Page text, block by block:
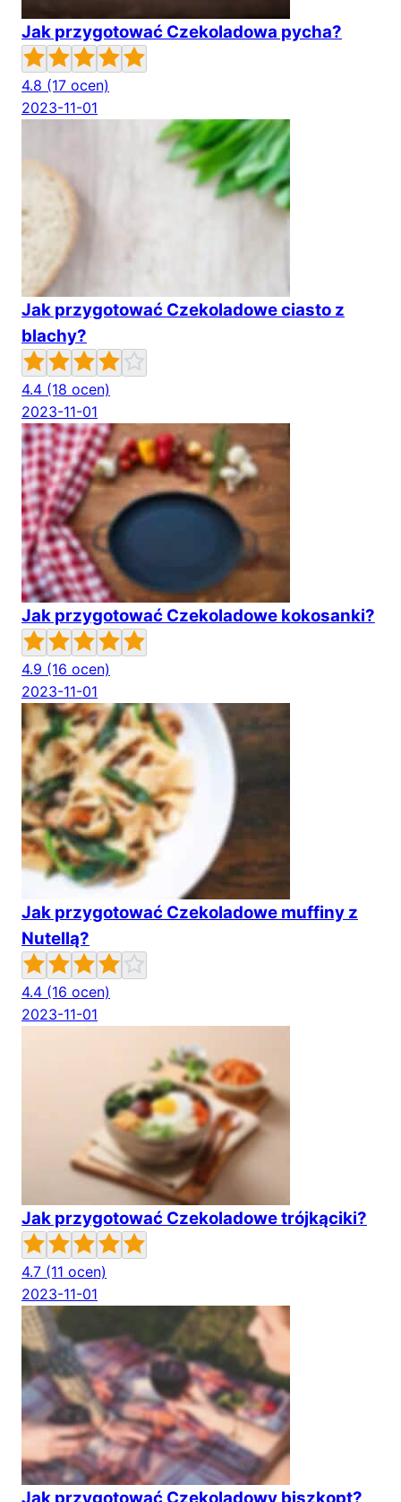
Jak przygotować Czekoladowa pycha?
4.8 (17 ocen)
2023-11-01
Jak przygotować Czekoladowe ciasto z
blachy?
4.4 (18 ocen)
2023-11-01
Jak przygotować Czekoladowe kokosanki?
4.9 (16 ocen)
2023-11-01
Jak przygotować Czekoladowe muffiny z
Nutellą?
4.4 (16 ocen)
2023-11-01
Jak przygotować Czekoladowe trójkąciki?
4.7 (11 ocen)
2023-11-01